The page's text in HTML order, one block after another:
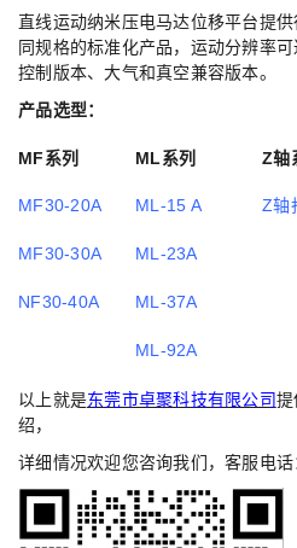
直线运动纳米压电马达位移平台提
同规格的标准化产品，运动分辨率
控制版本、大气和真空兼容版本。
产品选型：
MF系列 ML系列 Z轴
MF30-20A ML-15 A Z轴
MF30-30A ML-23A
NF30-40A ML-37A
ML-92A
以上就是东莞市卓聚科技有限公司提
绍，
详细情况欢迎您咨询我们，客服电